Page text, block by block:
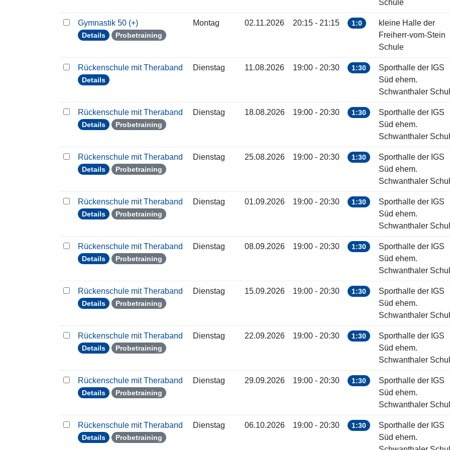
Schule
Gymnastik 50 (+)
Details Probetraining
Montag 02.11.2026 20:15 - 21:15 1:0
kleine Halle der
Freiherr-vom-Stein
Schule
Rückenschule mit Theraband
Details
Dienstag 11.08.2026 19:00 - 20:30 1:30
Sporthalle der IGS
Süd ehem.
Schwanthaler
Rückenschule mit Theraband
Details Probetraining
Dienstag 18.08.2026 19:00 - 20:30 1:30
Sporthalle der IGS
Süd ehem.
Schwanthaler
Rückenschule mit Theraband
Details Probetraining
Dienstag 25.08.2026 19:00 - 20:30 1:30
Sporthalle der IGS
Süd ehem.
Schwanthaler
Rückenschule mit Theraband
Details Probetraining
Dienstag 01.09.2026 19:00 - 20:30 1:30
Sporthalle der IGS
Süd ehem.
Schwanthaler
Rückenschule mit Theraband
Details Probetraining
Dienstag 08.09.2026 19:00 - 20:30 1:30
Sporthalle der IGS
Süd ehem.
Schwanthaler
Rückenschule mit Theraband
Details Probetraining
Dienstag 15.09.2026 19:00 - 20:30 1:30
Sporthalle der IGS
Süd ehem.
Schwanthaler
Rückenschule mit Theraband
Details Probetraining
Dienstag 22.09.2026 19:00 - 20:30 1:30
Sporthalle der IGS
Süd ehem.
Schwanthaler
Rückenschule mit Theraband
Details Probetraining
Dienstag 29.09.2026 19:00 - 20:30 1:30
Sporthalle der IGS
Süd ehem.
Schwanthaler
Rückenschule mit Theraband
Details Probetraining
Dienstag 06.10.2026 19:00 - 20:30 1:30
Sporthalle der IGS
Süd ehem.